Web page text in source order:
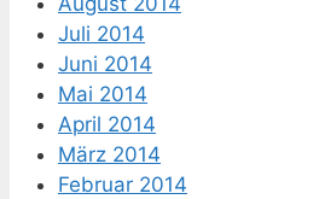
Juli 2014
Juni 2014
Mai 2014
April 2014
März 2014
Februar 2014